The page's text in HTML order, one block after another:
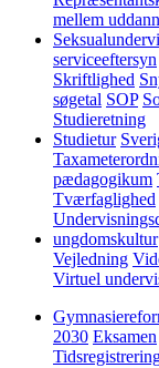
mellem
serviceeftersyn
Skriftlighed
søgetal SOP
Studieretning
Studietur
pædagogikum
Tværfaglighed
ungdomskultur
Vejledning
Virtuel
2030 Eksamen